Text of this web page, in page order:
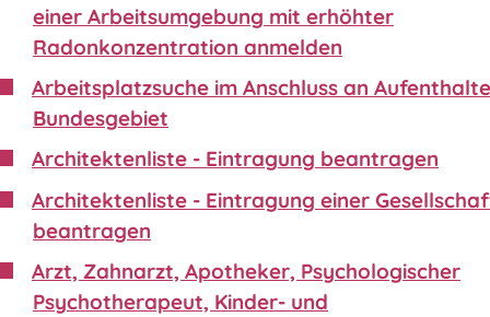
einer Arbeitsumgebung mit erhöhter
Radonkonzentration anmelden
Arbeitsplatzsuche im Anschluss an
Bundesgebiet
Architektenliste - Eintragung beantragen
Architektenliste - Eintragung einer
beantragen
Arzt, Zahnarzt, Apotheker, Psychologischer
Psychotherapeut, Kinder- und